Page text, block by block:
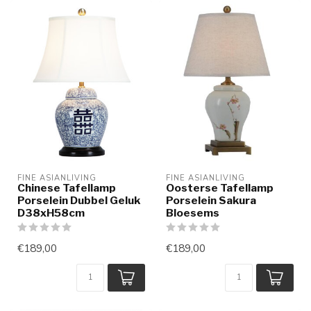
FINE ASIANLIVING
Chinese Tafellamp
Porselein Dubbel Geluk
D38xH58cm
€189,00
FINE ASIANLIVING
Oosterse Tafellamp
Porselein Sakura
Bloesems
€189,00